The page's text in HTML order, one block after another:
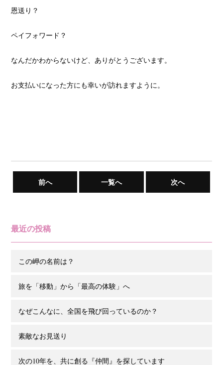
恩送り？
ペイフォワード？
なんだかわからないけど、ありがとうございます。
お支払いになった方にも幸いが訪れますように。
前へ 一覧へ 次へ
最近の投稿
この岬の名前は？
旅を「移動」から「最高の体験」へ
なぜこんなに、全国を飛び回っているのか？
素敵なお見送り
次の10年を、共に創る『仲間』を探しています